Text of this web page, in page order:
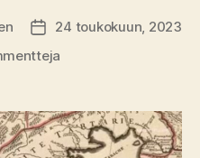
Julkaisupäivämäärä
24 toukokuun, 2023